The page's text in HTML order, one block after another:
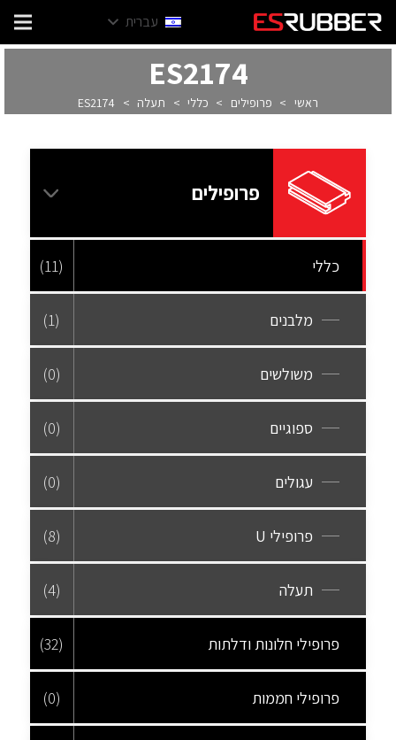
עברית
ES2174
ראשי > פרופילים > כללי > תעלה >
ES2174
פרופילים
כללי (11)
מלבנים (1)
משולשים (0)
ספוגיים (0)
עגולים (0)
פרופילי U (8)
תעלה (4)
פרופילי חלונות ודלתות (32)
פרופילי חממות (0)